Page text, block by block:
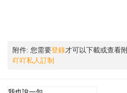
附件: 您需要登錄才可以下載或查看
吖吖私人訂制